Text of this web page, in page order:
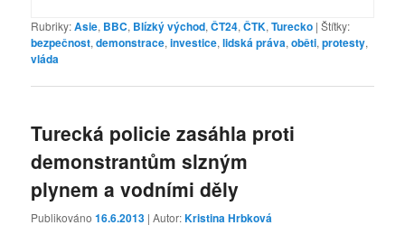
Rubriky:Asie, BBC, Blízký východ,ČT24,ČTK,Turecko |Štítky:
bezpečnost,demonstrace,investice,lidská práva,oběti,protesty,
vláda
Turecká policie zasáhla proti
demonstrantům slzným
plynem a vodními děly
Publikováno16.6.2013 | Autor:Kristina Hrbková